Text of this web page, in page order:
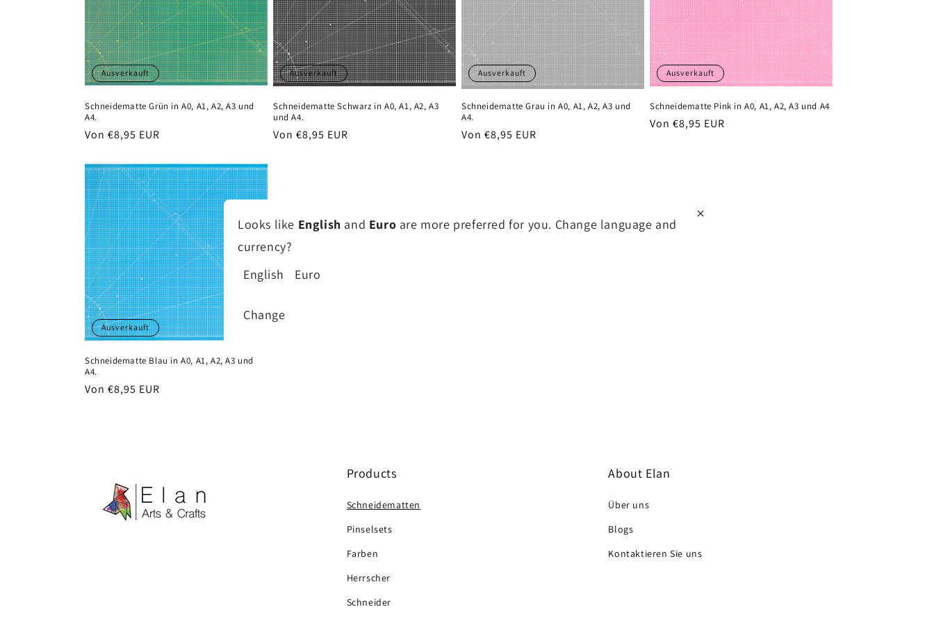
Ausverkauft
Schneidematte Grün in A0, A1, A2, A3 und
A4.
Normaler
Von €8,95 EUR
Ausverkauft
Schneidematte Schwarz in A0, A1, A2, A3
und A4.
Normaler
Von €8,95 EUR
Ausverkauft
Schneidematte Grau in A0, A1, A2, A3 und
A4.
Normaler
Von €8,95 EUR
Ausverkauft
Schneidematte Pink in A0, A1, A2, A3 und A4
Normaler
Von €8,95 EUR
Ausverkauft
Schneidematte Blau in A0, A1, A2, A3 und
A4.
Normaler
Von €8,95 EUR
Products
Schneidematten
Pinselsets
Farben
Herrscher
Schneider
About Elan
Über uns
Blogs
Kontaktieren Sie uns
Looks like English and Euro are more preferred for you. Change language and
currency?
English
Euro
Change